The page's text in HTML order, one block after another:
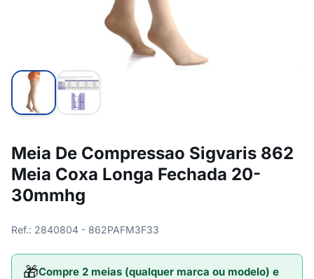
Meia De Compressao Sigvaris 862
Meia Coxa Longa Fechada 20-
30mmhg
Ref.: 2840804 - 862PAFM3F33
🎁Compre 2 meias (qualquer marca ou modelo) e